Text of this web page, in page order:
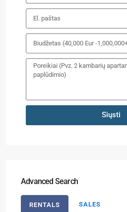
Siųsti
Advanced Search
RENTALS SALES